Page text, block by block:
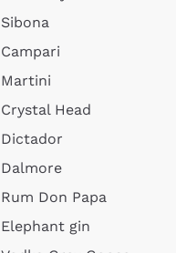
Sibona
Campari
Martini
Crystal Head
Dictador
Dalmore
Rum Don Papa
Elephant gin